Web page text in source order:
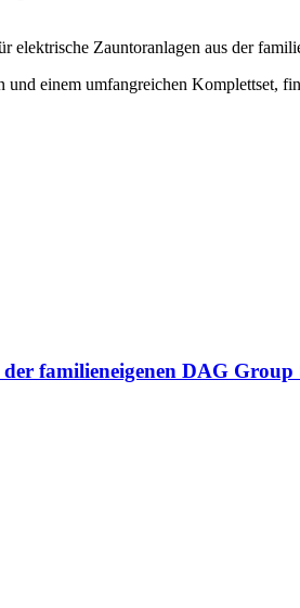
Zauntoranlagen aus der
einem umfangreichen Komplettset,
familieneigenen DAG